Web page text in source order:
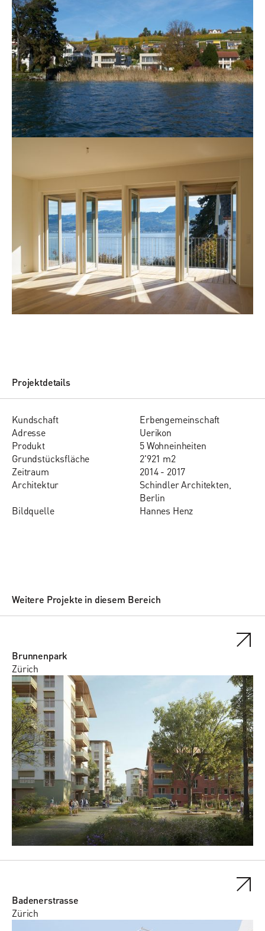
Projektdetails
Kund­schaft
Erbengemeinschaft
Adres­se
Uerikon
Pro­dukt
5 Wohneinheiten
Grund­stücks­flä­che
2'921 m2
Zeit­raum
2014 - 2017
Ar­chi­tektur
Schindler Architekten,
Berlin
Bildquelle
Hannes Henz
Weitere Projekte in diesem Bereich
Brunnenpark
Zürich
Badenerstrasse
Zürich